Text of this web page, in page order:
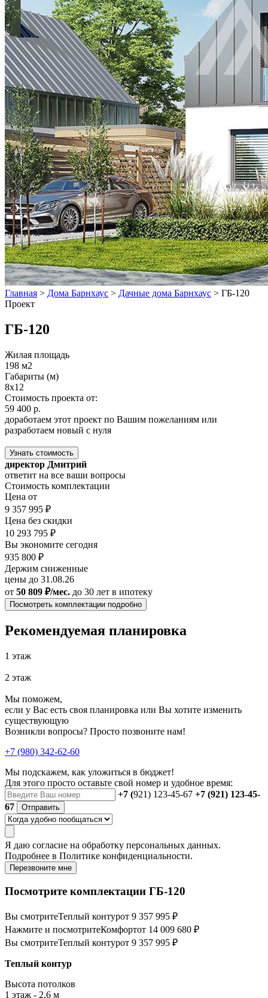
Главная > Дома Барнхаус > Дачные дома Барнхаус > ГБ-120
Проект
ГБ-120
Жилая площадь
198 м2
Габариты (м)
8x12
Стоимость проекта от:
59 400 р.
доработаем этот проект по Вашим пожеланиям или
разработаем новый с нуля
Узнать стоимость
директор Дмитрий
ответит на все ваши вопросы
Стоимость комплектации
Цена от
9 357 995 ₽
Цена без скидки
10 293 795 ₽
Вы экономите сегодня
935 800 ₽
Держим сниженные
цены до 31.08.26
от 50 809 ₽/мес. до 30 лет в ипотеку
Посмотреть комплектации подробно
Рекомендуемая планировка
1 этаж
2 этаж
Мы поможем,
если у Вас есть своя планировка или Вы хотите изменить
существующую
Возникли вопросы? Просто позвоните нам!
+7 (980) 342-62-60
Мы подскажем, как уложиться в бюджет!
Для этого просто оставьте свой номер и удобное время:
+7 (921) 123-45-67 +7 (921) 123-45-
67
Отправить
Я даю согласие на обработку персональных данных.
Подробнее в Политике конфиденциальности.
Перезвоните мне
Посмотрите комплектации ГБ-120
Вы смотритеТеплый контурот 9 357 995 ₽
Нажмите и посмотритеКомфортот 14 009 680 ₽
Вы смотритеТеплый контурот 9 357 995 ₽
Теплый контур
Высота потолков
1 этаж - 2,6 м